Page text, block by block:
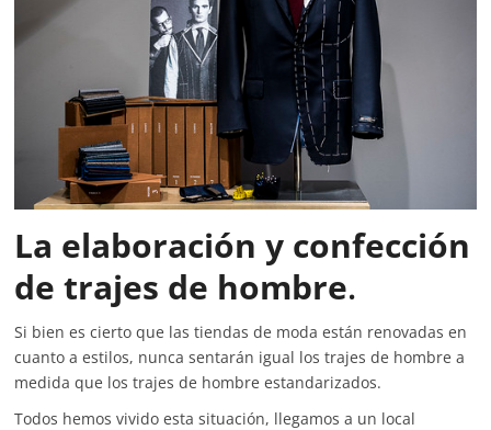
La elaboración y confección
de trajes de hombre.
Si bien es cierto que las tiendas de moda están renovadas en
cuanto a estilos, nunca sentarán igual los trajes de hombre a
medida que los trajes de hombre estandarizados.
Todos hemos vivido esta situación, llegamos a un local